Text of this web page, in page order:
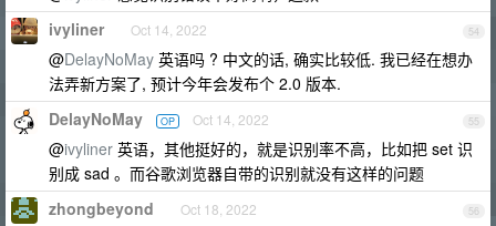
54
ivyliner Oct 14, 2022
@DelayNoMay 英语吗 ? 中文的话, 确实比较低. 我已经在想办
法弄新方案了, 预计今年会发布个 2.0 版本.
55
DelayNoMay OP Oct 14, 2022
@ivyliner 英语，其他挺好的，就是识别率不高，比如把 set 识
别成 sad 。而谷歌浏览器自带的识别就没有这样的问题
56
zhongbeyond Oct 18, 2022